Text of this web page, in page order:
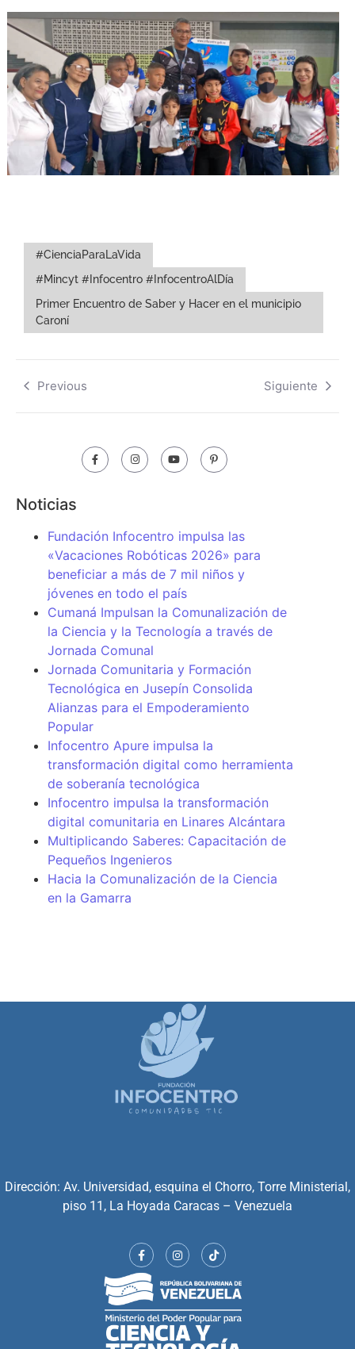
#CienciaParaLaVida
#Mincyt #Infocentro #InfocentroAlDía
Primer Encuentro de Saber y Hacer en el municipio
Caroní
Previous Siguiente
Noticias
Fundación Infocentro impulsa las
«Vacaciones Robóticas 2026» para
beneficiar a más de 7 mil niños y
jóvenes en todo el país
Cumaná Impulsan la Comunalización de
la Ciencia y la Tecnología a través de
Jornada Comunal
Jornada Comunitaria y Formación
Tecnológica en Jusepín Consolida
Alianzas para el Empoderamiento
Popular
Infocentro Apure impulsa la
transformación digital como herramienta
de soberanía tecnológica
Infocentro impulsa la transformación
digital comunitaria en Linares Alcántara
Multiplicando Saberes: Capacitación de
Pequeños Ingenieros
Hacia la Comunalización de la Ciencia
en la Gamarra
Dirección: Av. Universidad, esquina el Chorro, Torre Ministerial,
piso 11, La Hoyada Caracas – Venezuela